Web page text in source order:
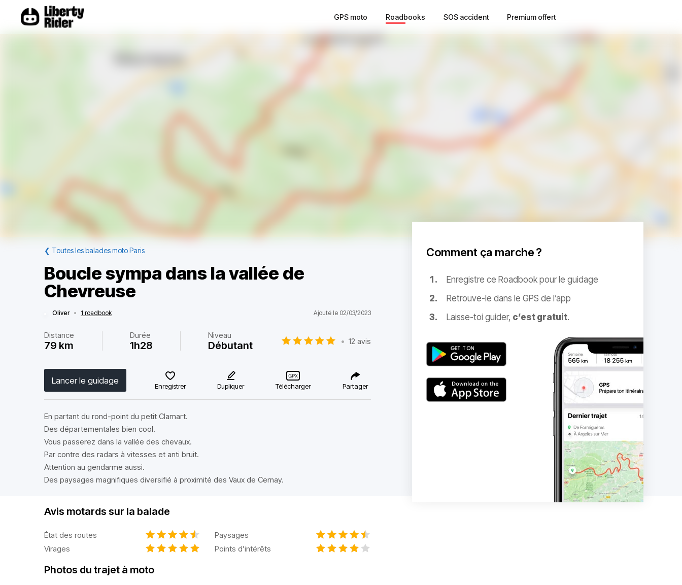
GPS moto Roadbooks SOS accident Premium offert
❮ Toutes les balades moto Paris
Boucle sympa dans la vallée de
Chevreuse
Oliver • 1 roadbook Ajouté le 02/03/2023
Distance
79 km
Durée
1h28
Niveau
Débutant • 12 avis
Lancer le guidage
Enregistrer Dupliquer Télécharger Partager
En partant du rond-point du petit Clamart.
Des départementales bien cool.
Vous passerez dans la vallée des chevaux.
Par contre des radars à vitesses et anti bruit.
Attention au gendarme aussi.
Des paysages magnifiques diversifié à proximité des Vaux de Cernay.
Comment ça marche ?
Enregistre ce Roadbook pour le guidage
Retrouve-le dans le GPS de l’app
Laisse-toi guider, c’est gratuit.
Avis motards sur la balade
État des routes
Paysages
Virages
Points d’intérêts
Photos du trajet à moto